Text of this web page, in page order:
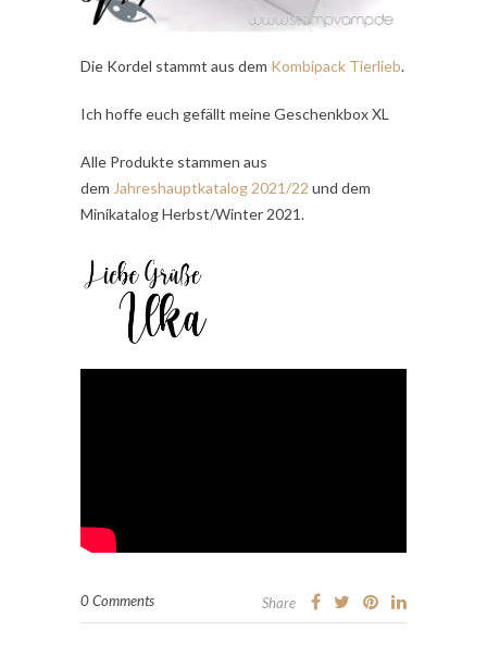
Die Kordel stammt aus dem Kombipack Tierlieb.
Ich hoffe euch gefällt meine Geschenkbox XL
Alle Produkte stammen aus
dem Jahreshauptkatalog 2021/22 und dem
Minikatalog Herbst/Winter 2021.
0 Comments Share